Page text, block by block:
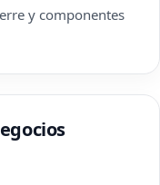
y componentes